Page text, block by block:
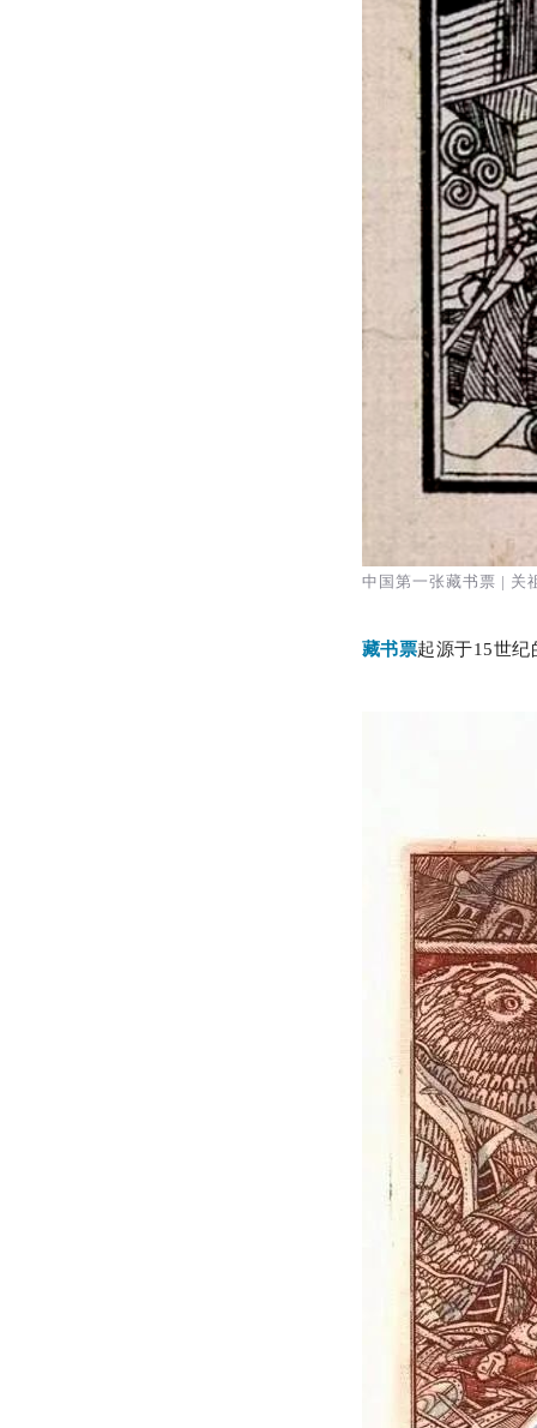
中国第一张藏书票 | 关
藏书票起源于15世纪